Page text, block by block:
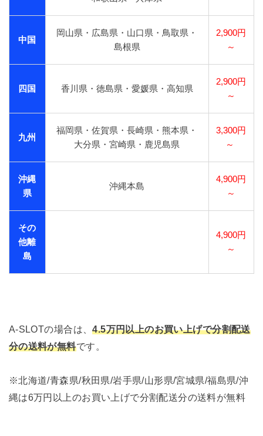
中国
岡山県・広島県・山口県・鳥取県・
島根県
2,900円
～
四国 香川県・徳島県・愛媛県・高知県
2,900円
～
九州
福岡県・佐賀県・長崎県・熊本県・
大分県・宮崎県・鹿児島県
3,300円
～
沖縄
県
沖縄本島
4,900円
～
その
他離
島
4,900円
～
A-SLOTの場合は、4.5万円以上のお買い上げで分割配送
分の送料が無料です。
※北海道/青森県/秋田県/岩手県/山形県/宮城県/福島県/沖
縄は6万円以上のお買い上げで分割配送分の送料が無料